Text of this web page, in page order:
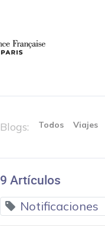
Blogs: Todos Viajes
9 Artículos
Notificaciones